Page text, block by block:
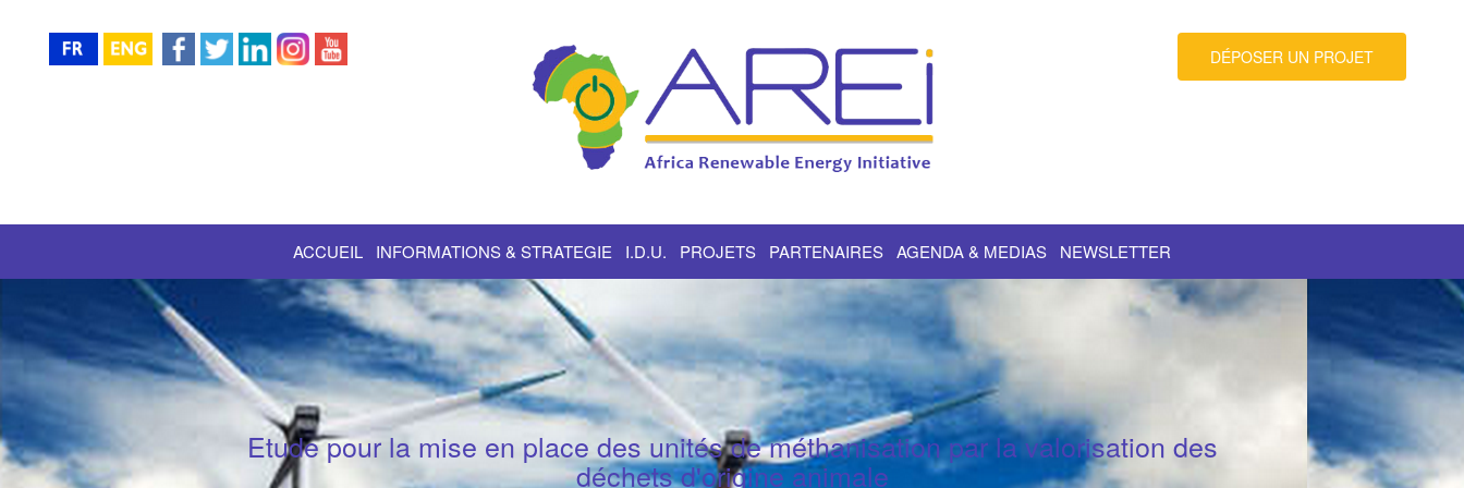
DÉPOSER UN PROJET
ACCUEIL INFORMATIONS & STRATEGIE I.D.U. PROJETS PARTENAIRES AGENDA & MEDIAS NEWSLETTER
Etude pour la mise en place des unités de méthanisation par la valorisation des
déchets d'origine animale